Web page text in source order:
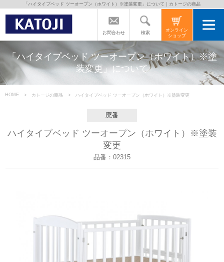
トップページ
カトージの商品
商品をご愛用の方へ
よくあるご質問
お問合わせ 検索
オンライン
ショップ
「ハイタイプベッド ツーオープン（ホワイト）※塗装変更」について｜カトージの商品
「ハイタイプベッド ツーオープン（ホワイト）※塗
装変更」について
HOME カトージの商品 ハイタイプベッド ツーオープン（ホワイト）※塗装変更
廃番
ハイタイプベッド ツーオープン（ホワイト）※塗装
変更
品番：02315